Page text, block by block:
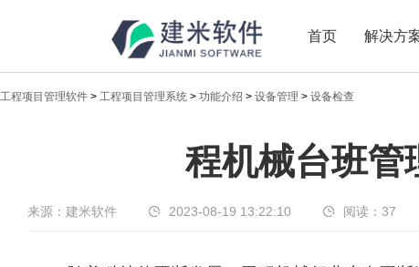
首页 解决方
新闻中心
传递实时热点，共享商业价值
工程项目管理软件 > 工程项目管理系统 > 功能介绍 > 设备管理 > 设备检查
程机械台班管
来源：建米软件 2023-08-19 13:22:10 阅读： 37